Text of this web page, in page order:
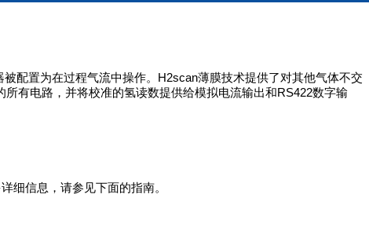
配置为在过程气流中操作。H2scan薄膜技术提供了对其他气体不交
有电路，并将校准的氢读数提供给模拟电流输出和RS422数字输
细信息，请参见下面的指南。